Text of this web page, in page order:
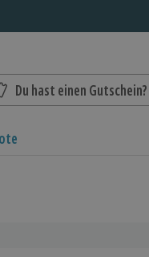
Du hast einen Gutschein?